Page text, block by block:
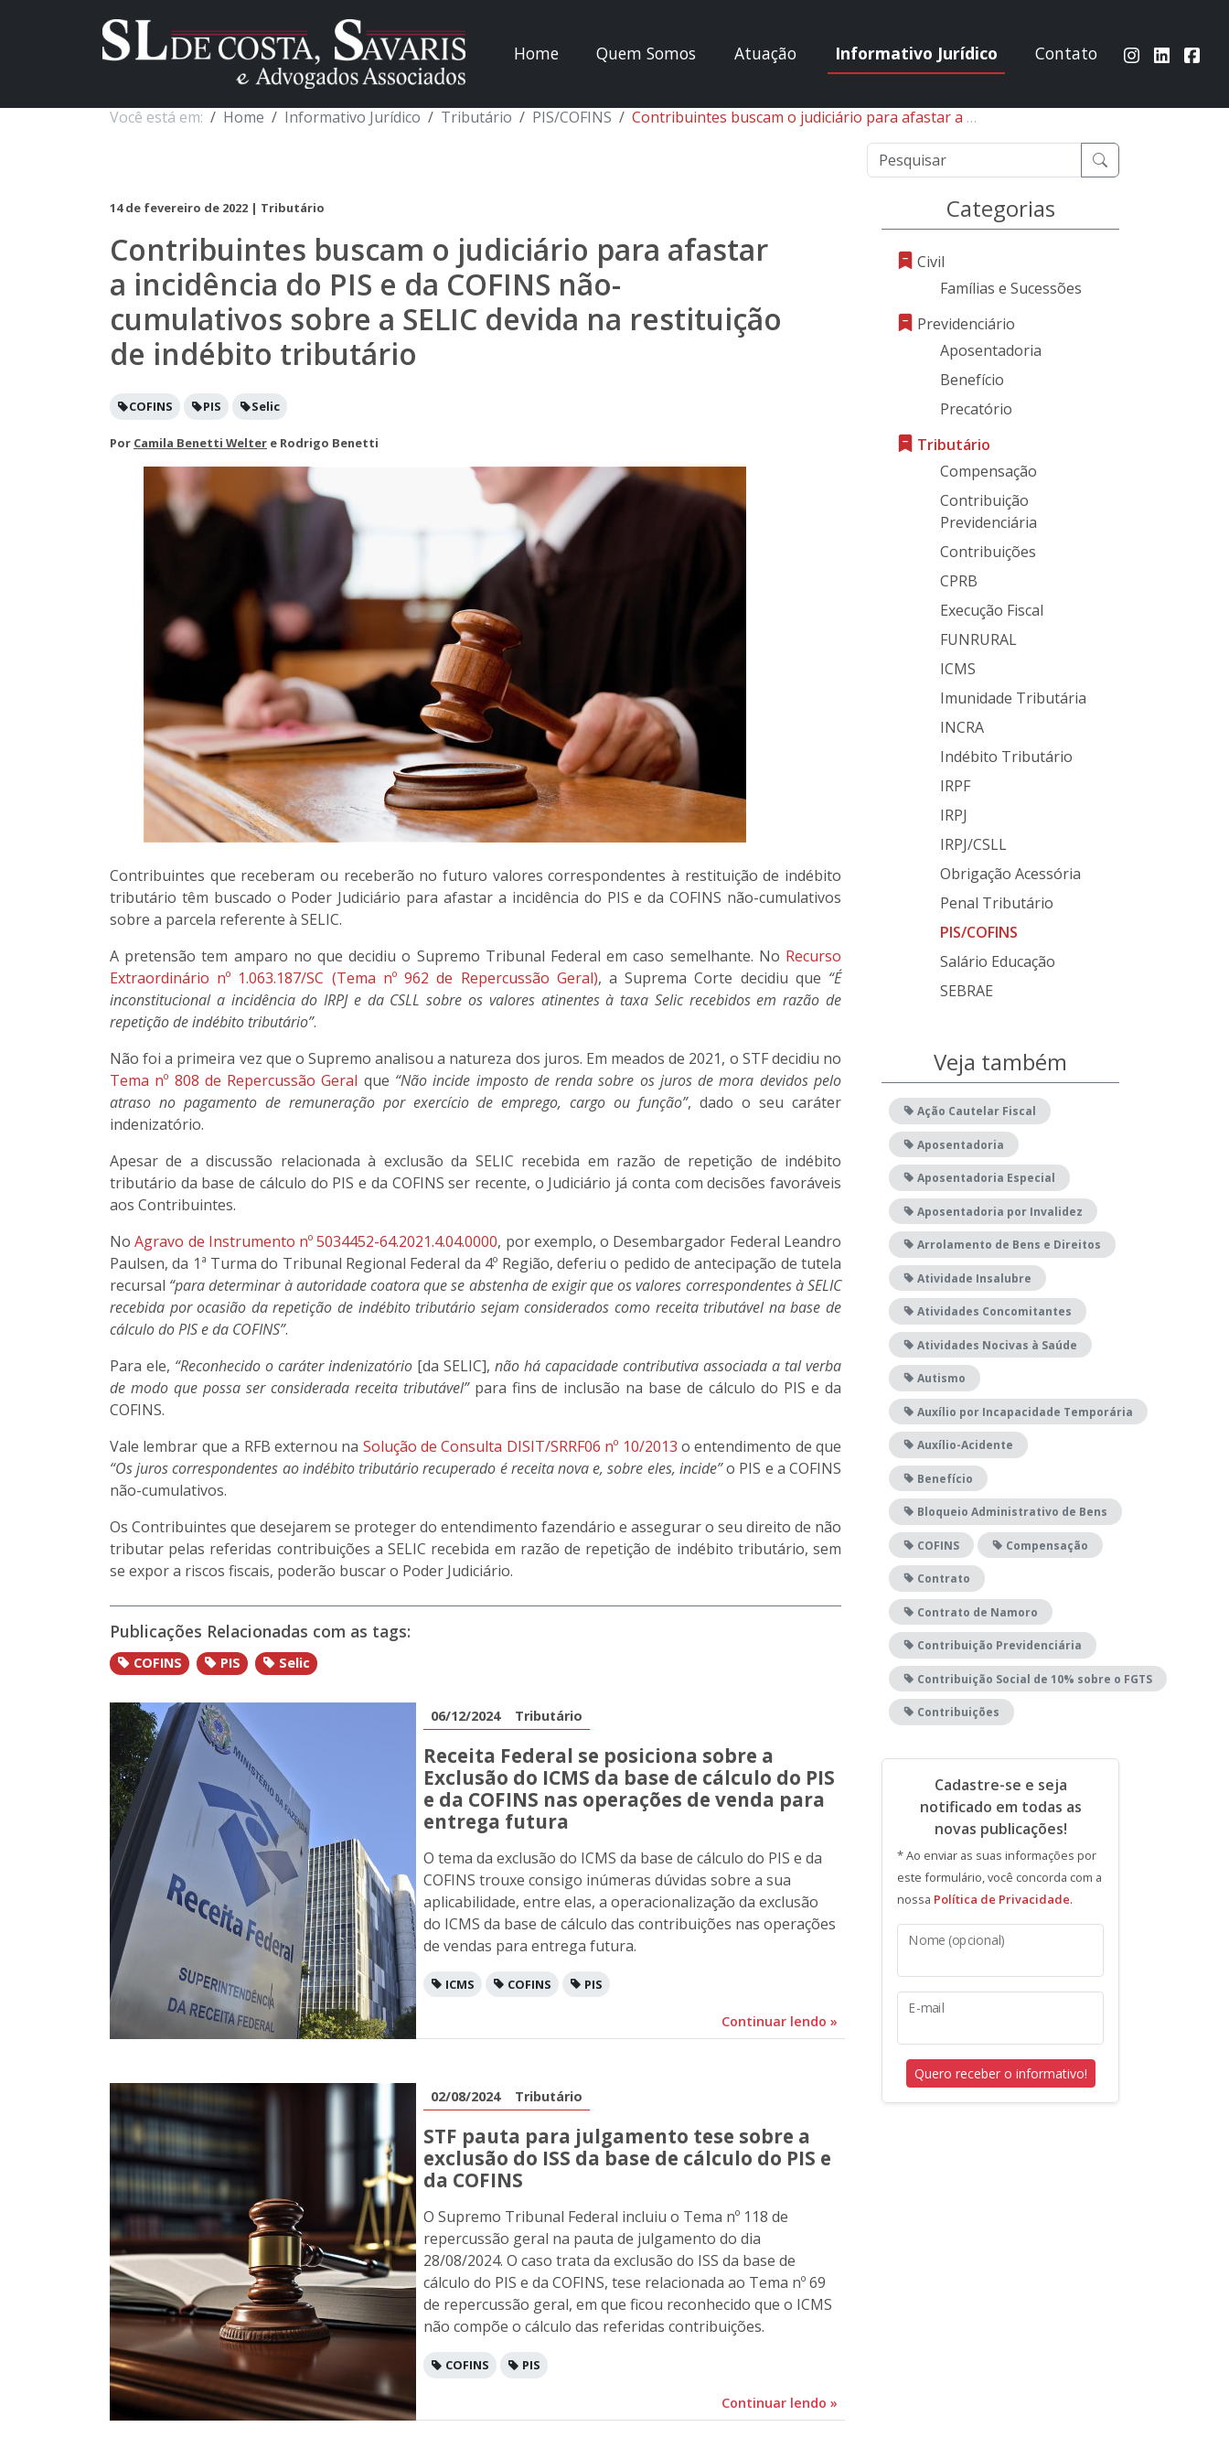
Home Quem Somos Atuação Informativo Jurídico Contato
Você está em: Home Informativo Jurídico Tributário PIS/COFINS Contribuintes buscam o judiciário para afastar a incidência do PIS e da COFINS não-cumulativos sobre a SELIC devida na restituição de indébito tributário
14 de fevereiro de 2022 | Tributário
Contribuintes buscam o judiciário para afastar
a incidência do PIS e da COFINS não-
cumulativos sobre a SELIC devida na restituição
de indébito tributário
COFINS PIS Selic
Por Camila Benetti Welter e Rodrigo Benetti
Contribuintes que receberam ou receberão no futuro valores correspondentes à restituição de indébito
tributário têm buscado o Poder Judiciário para afastar a incidência do PIS e da COFINS não-cumulativos
sobre a parcela referente à SELIC.
A pretensão tem amparo no que decidiu o Supremo Tribunal Federal em caso semelhante. No Recurso
Extraordinário nº 1.063.187/SC (Tema nº 962 de Repercussão Geral), a Suprema Corte decidiu que “É
inconstitucional a incidência do IRPJ e da CSLL sobre os valores atinentes à taxa Selic recebidos em razão de
repetição de indébito tributário”.
Não foi a primeira vez que o Supremo analisou a natureza dos juros. Em meados de 2021, o STF decidiu no
Tema nº 808 de Repercussão Geral que “Não incide imposto de renda sobre os juros de mora devidos pelo
atraso no pagamento de remuneração por exercício de emprego, cargo ou função”, dado o seu caráter
indenizatório.
Apesar de a discussão relacionada à exclusão da SELIC recebida em razão de repetição de indébito
tributário da base de cálculo do PIS e da COFINS ser recente, o Judiciário já conta com decisões favoráveis
aos Contribuintes.
NoAgravo de Instrumento nº 5034452-64.2021.4.04.0000, por exemplo, o Desembargador Federal Leandro
Paulsen, da 1ª Turma do Tribunal Regional Federal da 4º Região, deferiu o pedido de antecipação de tutela
recursal “para determinar à autoridade coatora que se abstenha de exigir que os valores correspondentes à SELIC
recebida por ocasião da repetição de indébito tributário sejam considerados como receita tributável na base de
cálculo do PIS e da COFINS”.
Para ele, “Reconhecido o caráter indenizatório [da SELIC], não há capacidade contributiva associada a tal verba
de modo que possa ser considerada receita tributável”para fins de inclusão na base de cálculo do PIS e da
COFINS.
Vale lembrar que a RFB externou na Solução de Consulta DISIT/SRRF06 nº 10/2013 o entendimento de que
“Os juros correspondentes ao indébito tributário recuperado é receita nova e, sobre eles, incide”o PIS e a COFINS
não-cumulativos.
Os Contribuintes que desejarem se proteger do entendimento fazendário e assegurar o seu direito de não
tributar pelas referidas contribuições a SELIC recebida em razão de repetição de indébito tributário, sem
se expor a riscos fiscais, poderão buscar o Poder Judiciário.
Publicações Relacionadas com as tags:
COFINS PIS Selic
06/12/2024 Tributário
Receita Federal se posiciona sobre a
Exclusão do ICMS da base de cálculo do PIS
e da COFINS nas operações de venda para
entrega futura
O tema da exclusão do ICMS da base de cálculo do PIS e da
COFINS trouxe consigo inúmeras dúvidas sobre a sua
aplicabilidade, entre elas, a operacionalização da exclusão
do ICMS da base de cálculo das contribuições nas operações
de vendas para entrega futura.
ICMS COFINS PIS
Continuar lendo »
02/08/2024 Tributário
STF pauta para julgamento tese sobre a
exclusão do ISS da base de cálculo do PIS e
da COFINS
O Supremo Tribunal Federal incluiu o Tema nº 118 de
repercussão geral na pauta de julgamento do dia
28/08/2024. O caso trata da exclusão do ISS da base de
cálculo do PIS e da COFINS, tese relacionada ao Tema nº 69
de repercussão geral, em que ficou reconhecido que o ICMS
não compõe o cálculo das referidas contribuições.
COFINS PIS
Continuar lendo »
Categorias
Civil
Famílias e Sucessões
Previdenciário
Aposentadoria
Benefício
Precatório
Tributário
Compensação
Contribuição
Previdenciária
Contribuições
CPRB
Execução Fiscal
FUNRURAL
ICMS
Imunidade Tributária
INCRA
Indébito Tributário
IRPF
IRPJ
IRPJ/CSLL
Obrigação Acessória
Penal Tributário
PIS/COFINS
Salário Educação
SEBRAE
Veja também
Ação Cautelar Fiscal
Aposentadoria
Aposentadoria Especial
Aposentadoria por Invalidez
Arrolamento de Bens e Direitos
Atividade Insalubre
Atividades Concomitantes
Atividades Nocivas à Saúde
Autismo
Auxílio por Incapacidade Temporária
Auxílio-Acidente
Benefício
Bloqueio Administrativo de Bens
COFINS Compensação
Contrato
Contrato de Namoro
Contribuição Previdenciária
Contribuição Social de 10% sobre o FGTS
Contribuições
Cadastre-se e seja
notificado em todas as
novas publicações!
* Ao enviar as suas informações por
este formulário, você concorda com a
nossa Política de Privacidade.
Nome (opcional)
E-mail
Quero receber o informativo!